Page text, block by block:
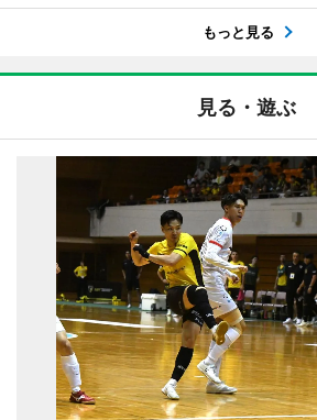
もっと見る
見る・遊ぶ